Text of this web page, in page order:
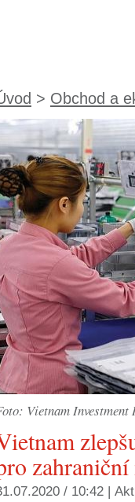
> Obchod a
Vietnam Investment
/ 10:42 |